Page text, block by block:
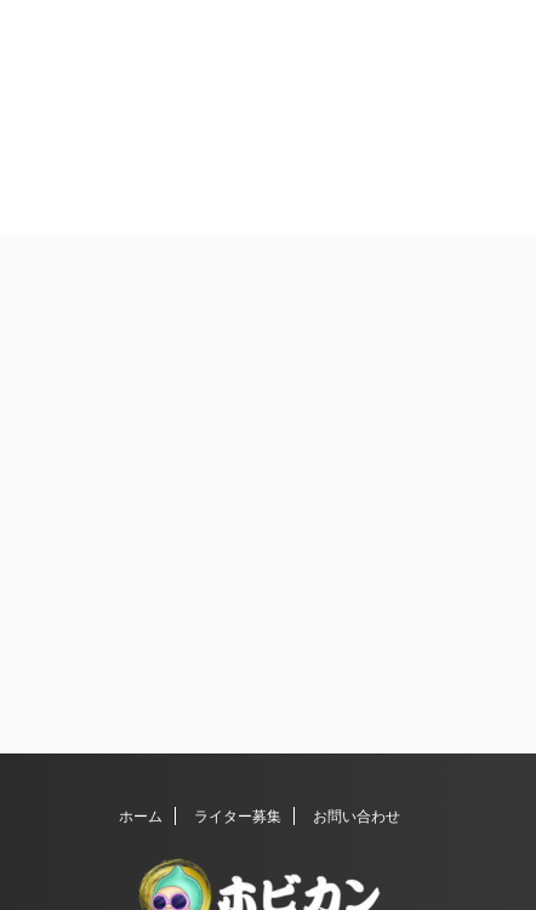
ホーム ライター募集 お問い合わせ